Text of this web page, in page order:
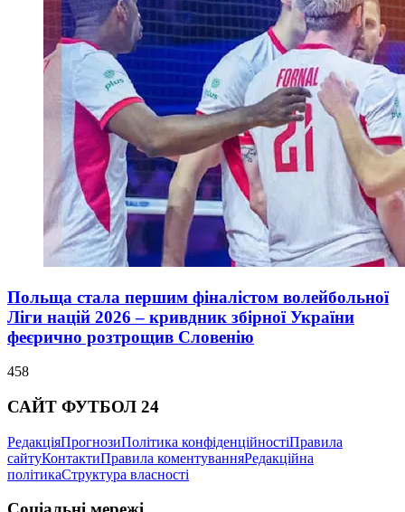
Польща стала першим фіналістом волейбольної
Ліги націй 2026 – кривдник збірної України
феєрично розтрощив Словенію
458
САЙТ ФУТБОЛ 24
РедакціяПрогнозиПолітика конфіденційностіПравила
сайтуКонтактиПравила коментуванняРедакційна
політикаСтруктура власності